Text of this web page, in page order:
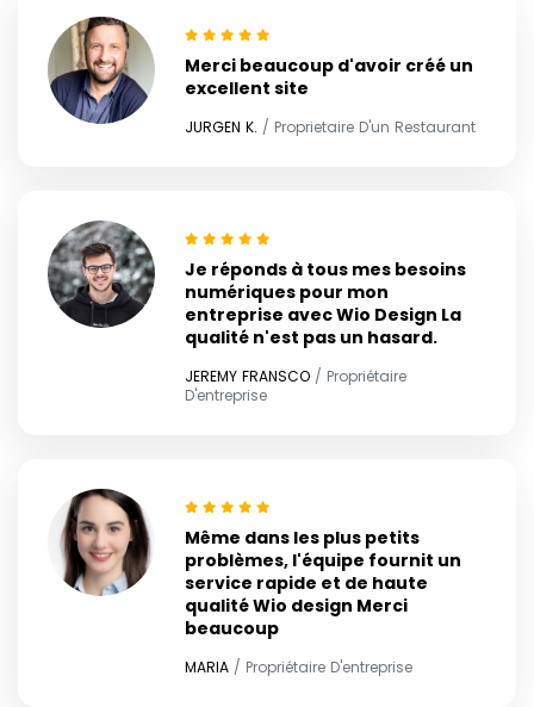
Merci beaucoup d'avoir créé un
excellent site
JURGEN K. / Proprietaire D'un Restaurant
Je réponds à tous mes besoins
numériques pour mon
entreprise avec Wio Design La
qualité n'est pas un hasard.
JEREMY FRANSCO / Propriétaire
D'entreprise
Même dans les plus petits
problèmes, l'équipe fournit un
service rapide et de haute
qualité Wio design Merci
beaucoup
MARIA / Propriétaire D'entreprise